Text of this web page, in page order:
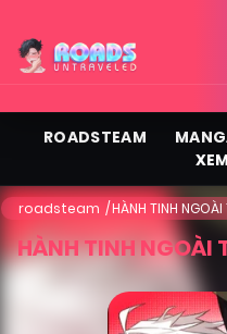
ROADSTEAM
roadsteam HÀNH TINH
HÀNH TINH NGOÀI